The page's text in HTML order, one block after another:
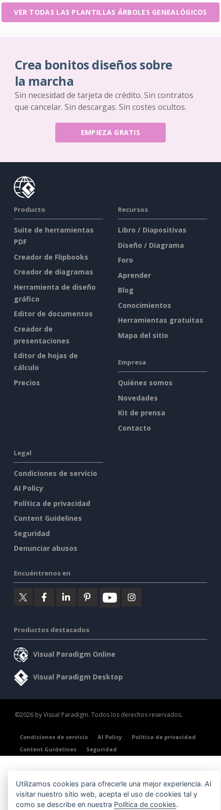
VER TODAS LAS PLANTILLAS ÁRBOLES GENEALÓGICOS
Crea bonitos diseños sobre
la marcha
Sin necesidad de tarjeta de crédito. Sin contratos
que cancelar. Sin descargas. Sin costes ocultos.
EMPIEZA GRATIS
Producto
Suite de herramientas
PDF
Creador de Flipbooks
Creador de diagramas
Herramienta de diseño
gráfico
Editor de documentos
Creador de
presentaciones
Editor de hojas de
cálculo
Precios
Recursos
Libro / Diapositivas
Diseño / Diagrama
Foro
Aprender
Blog
Conocimientos
Herramientas gratuitas
Mapa del sitio
Empresa
Quiénes somos
Novedades
Kit de prensa
Contacto
Legal
Condiciones de servicio
AI Policy
Política de privacidad
Content Guidelines
Seguridad
Denunciar abusos
Encuéntrenos en
Productos destacados
Visual Paradigm Online
Visual Paradigm Desktop
©2026 by Visual Paradigm. Todos los derechos reservados.
Condiciones de servicio AI Policy
Política de privacidad
Content Guidelines
Seguridad
Utilizamos cookies para ofrecerle una mejor experiencia. Al
visitar nuestro sitio web, acepta el uso de cookies tal y
como se describe en nuestra Política de cookies.